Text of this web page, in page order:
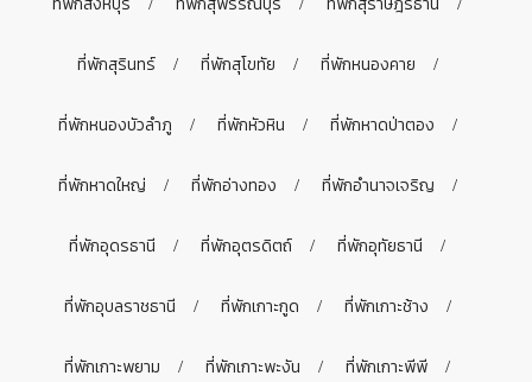
ที่พักสุรินทร์ ที่พักสุโขทัย ที่พักหนองคาย
ที่พักหนองบัวลำภู ที่พักหัวหิน ที่พักหาดป่าตอง
ที่พักหาดใหญ่ ที่พักอ่างทอง ที่พักอำนาจเจริญ
ที่พักอุดรธานี ที่พักอุตรดิตถ์ ที่พักอุทัยธานี
ที่พักอุบลราชธานี ที่พักเกาะกูด ที่พักเกาะช้าง
ที่พักเกาะพยาม ที่พักเกาะพะงัน ที่พักเกาะพีพี